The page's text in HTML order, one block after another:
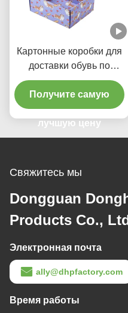
Картонные коробки для
доставки обувь по
индивидуальному
дизайну коробки для
упаковки с разрывной
полосой
Получите самую
лучшую цену
Свяжитесь мы
Dongguan
Products Co.,
Электронная почта
ally@dhpfactory.com
Время работы